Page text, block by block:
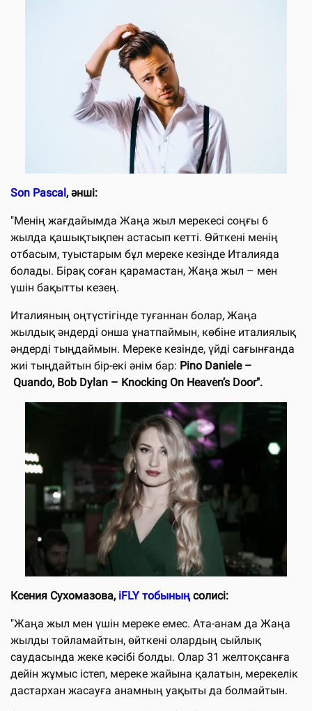
Son Pascal, әнші:
"Менің жағдайымда Жаңа жыл мерекесі соңғы 6
жылда қашықтықпен астасып кетті. Өйткені менің
отбасым, туыстарым бұл мереке кезінде Италияда
болады. Бірақ соған қарамастан, Жаңа жыл – мен
үшін бақытты кезең.
Италияның оңтүстігінде туғаннан болар, Жаңа
жылдық әндерді онша ұнатпаймын, көбіне италиялық
әндерді тыңдаймын. Мереке кезінде, үйді сағынғанда
жиі тыңдайтын бір-екі әнім бар: Pino Daniele –
Quando, Bob Dylan – Knocking On Heaven’s Door".
Ксения Сухомазова, iFLY тобының солисі:
"Жаңа жыл мен үшін мереке емес. Ата-анам да Жаңа
жылды тойламайтын, өйткені олардың сыйлық
саудасында жеке кәсібі болды. Олар 31 желтоқсанға
дейін жұмыс істеп, мереке жайына қалатын, мерекелік
дастархан жасауға анамның уақыты да болмайтын.